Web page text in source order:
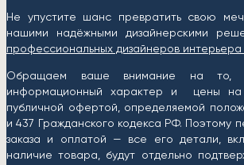
Не упустите шанс превратить свою
нашими надёжными дизайнерскими
профессиональных дизайнеров интерьера
Обращаем ваше внимание на то,
информационный характер и цены
публичной офертой, определяемой
и 437 Гражданского кодекса РФ. Поэтому
заказа и оплатой — все его детали,
наличие товара, будут отдельно